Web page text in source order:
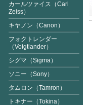
カールツァイス（Carl
Zeiss）
キヤノン（Canon）
フォクトレンダー
（Voigtlander）
シグマ（Sigma）
ソニー（Sony）
タムロン（Tamron）
トキナー（Tokina）